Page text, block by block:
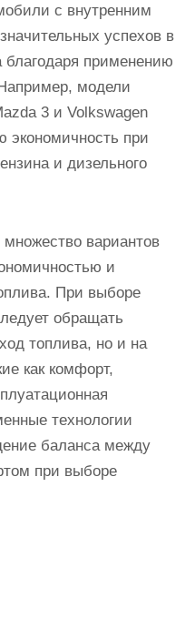
с внутренним
успехов в
применению
модели
3 и Volkswagen
экономичность при
и дизельного
вариантов
и
При выборе
обращать
топлива, но и на
как комфорт,
технологии
баланса между
при выборе